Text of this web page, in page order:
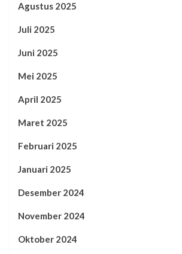
Agustus 2025
Juli 2025
Juni 2025
Mei 2025
April 2025
Maret 2025
Februari 2025
Januari 2025
Desember 2024
November 2024
Oktober 2024